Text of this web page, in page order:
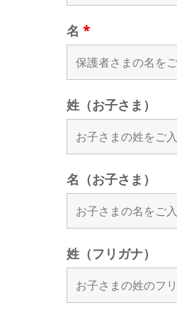
名 *
姓（お子さま）
名（お子さま）
姓（フリガナ）